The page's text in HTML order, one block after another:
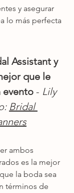
y asegurar
lo más perfecta
Assistant y
que le
evento - Lily
Bridal
ambos
es la mejor
la boda sea
términos de